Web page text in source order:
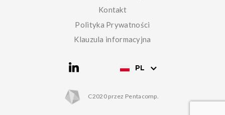
Kontakt
Polityka Prywatności
Klauzula informacyjna
PL
C2020 przez Pentacomp.